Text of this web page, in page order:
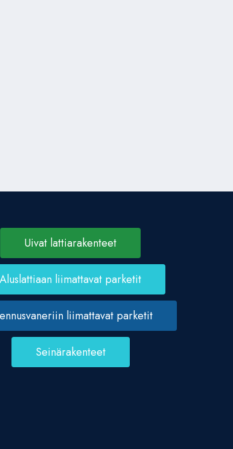
Uivat lattiarakenteet
Aluslattiaan liimattavat parketit
liimattavat parketit
Seinärakenteet